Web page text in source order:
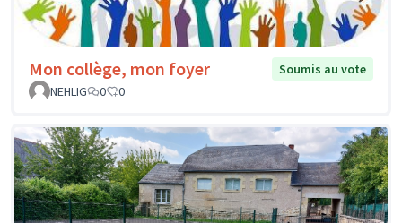
Mon collège, mon foyer
Soumis au vote
NEHLIG
0 0